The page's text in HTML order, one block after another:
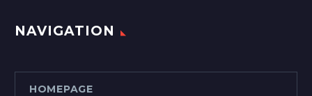
NAVIGATION
HOMEPAGE